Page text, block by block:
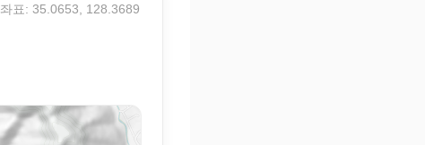
좌표: 35.0653, 128.3689